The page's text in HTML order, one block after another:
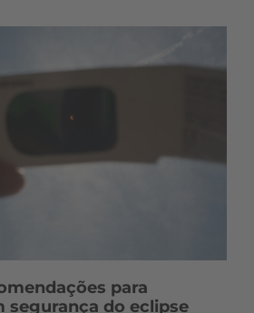
para
segurança do eclipse